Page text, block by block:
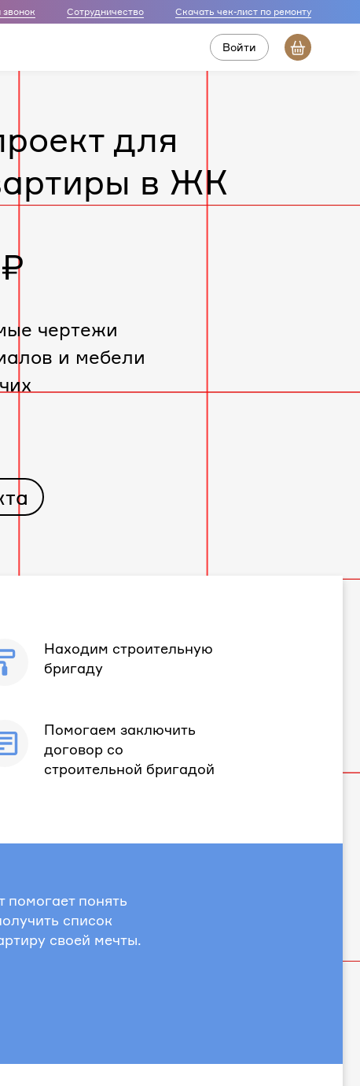
Сотрудничество Скачать чек-лист по ремонту
Войти
для
в ЖК
чертежи
и мебели
Находим строительную
бригаду
Помогаем заключить
договор со
строительной бригадой
понять
список
своей мечты.